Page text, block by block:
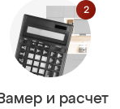
и расчет